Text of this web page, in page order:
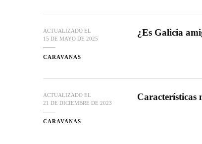
ACTUALIZADO EL
15 DE MAYO DE 2025
CARAVANAS
¿Es Galicia
ACTUALIZADO EL
21 DE DICIEMBRE DE 2023
CARAVANAS
Características